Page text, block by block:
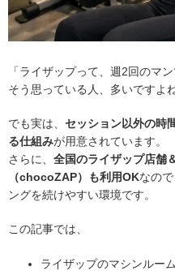
「ライザップって、週2回のマ
そう思っている人、多いですよね
でも実は、 セッション以外の時
る仕組みが用意されています。
さらに、 全国のライザップ店舗
（chocoZAP）も利用OKなの
ングを続けやすい環境です。
この記事では、
ライザップのマシンルー